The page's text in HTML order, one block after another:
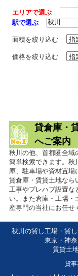
エリアで選ぶ
駅で選ぶ
面積を絞り込む
価格を絞り込む
貸倉庫・
へご案内
秋川の他、首都圏全域
簡単検索できます。秋
庫、駐車場や資材置場
貸倉庫・賃貸土地なら
工事やプレハブ設置な
い。また倉庫・工場・
産専門の当社にお任せ
秋川の貸し工場・貸
東京・神
賃貸土
貸